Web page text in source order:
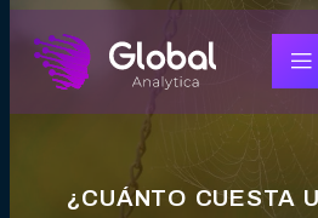
¿CUÁNTO CUESTA